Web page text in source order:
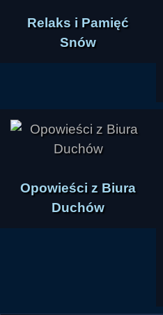
Relaks i Pamięć
Snów
Opowieści z Biura
Duchów